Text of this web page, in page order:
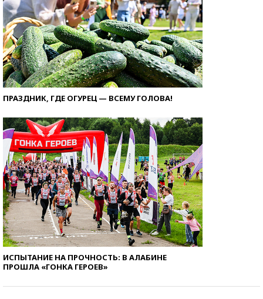
ПРАЗДНИК, ГДЕ ОГУРЕЦ — ВСЕМУ ГОЛОВА!
ИСПЫТАНИЕ НА ПРОЧНОСТЬ: В АЛАБИНЕ
ПРОШЛА «ГОНКА ГЕРОЕВ»